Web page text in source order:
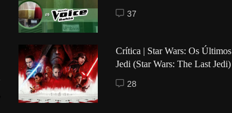
37
Crítica | Star Wars: Os Últimos
Jedi (Star Wars: The Last Jedi)
28